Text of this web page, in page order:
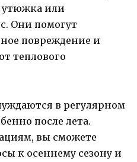
утюжка или
Они помогут
повреждение и
теплового
в регулярном
после лета.
вы сможете
к осеннему сезону и